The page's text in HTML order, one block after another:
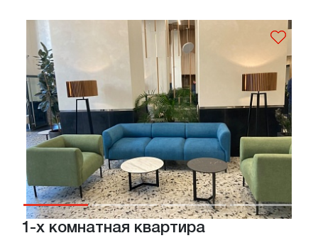
1-х комнатная квартира